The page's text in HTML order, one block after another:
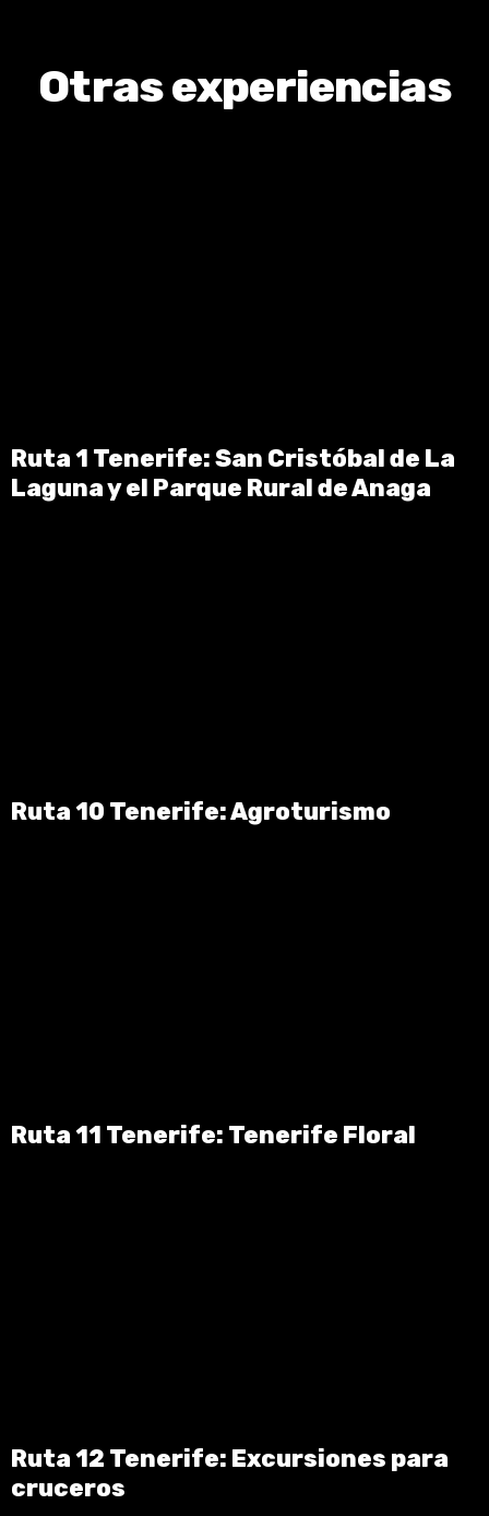
Otras experiencias
Ruta 1 Tenerife: San Cristóbal de La
Laguna y el Parque Rural de Anaga
Ruta 10 Tenerife: Agroturismo
Ruta 11 Tenerife: Tenerife Floral
Ruta 12 Tenerife: Excursiones para
cruceros